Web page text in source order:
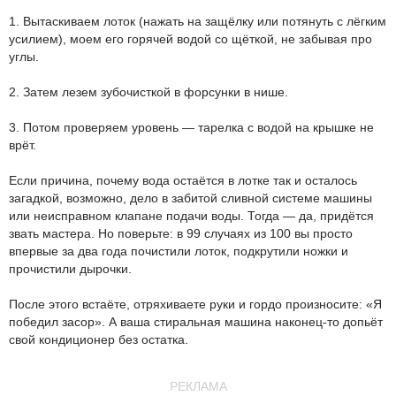
1. Вытаскиваем лоток (нажать на защёлку или потянуть с лёгким
усилием), моем его горячей водой со щёткой, не забывая про
углы.
2. Затем лезем зубочисткой в форсунки в нише.
3. Потом проверяем уровень — тарелка с водой на крышке не
врёт.
Если причина, почему вода остаётся в лотке так и осталось
загадкой, возможно, дело в забитой сливной системе машины
или неисправном клапане подачи воды. Тогда — да, придётся
звать мастера. Но поверьте: в 99 случаях из 100 вы просто
впервые за два года почистили лоток, подкрутили ножки и
прочистили дырочки.
После этого встаёте, отряхиваете руки и гордо произносите: «Я
победил засор». А ваша стиральная машина наконец-то допьёт
свой кондиционер без остатка.
РЕКЛАМА